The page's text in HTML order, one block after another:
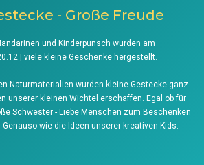
- Große Freude
und Kinderpunsch wurden am
viele kleine Geschenke hergestellt.
Naturmaterialien wurden kleine Gestecke ganz
unserer kleinen Wichtel erschaffen. Egal ob für
Schwester - Liebe Menschen zum Beschenken
wie die Ideen unserer kreativen Kids.